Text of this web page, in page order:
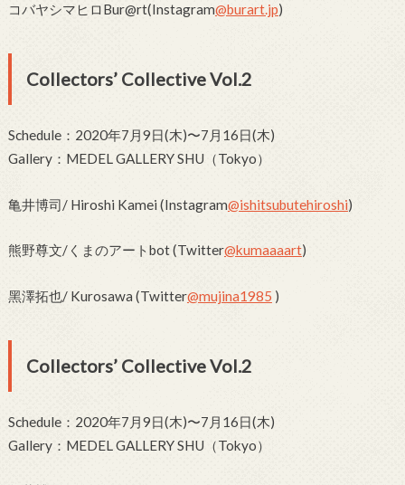
コバヤシマヒロBur@rt(Instagram@burart.jp)
Collectors’ Collective Vol.2
Schedule：2020年7月9日(木)〜7月16日(木)
Gallery：MEDEL GALLERY SHU（Tokyo）
⻲井博司/ Hiroshi Kamei (Instagram@ishitsubutehiroshi)
熊野尊文/くまのアートbot (Twitter@kumaaaart)
黑澤拓也/ Kurosawa (Twitter@mujina1985 )
Collectors’ Collective Vol.2
Schedule：2020年7月9日(木)〜7月16日(木)
Gallery：MEDEL GALLERY SHU（Tokyo）